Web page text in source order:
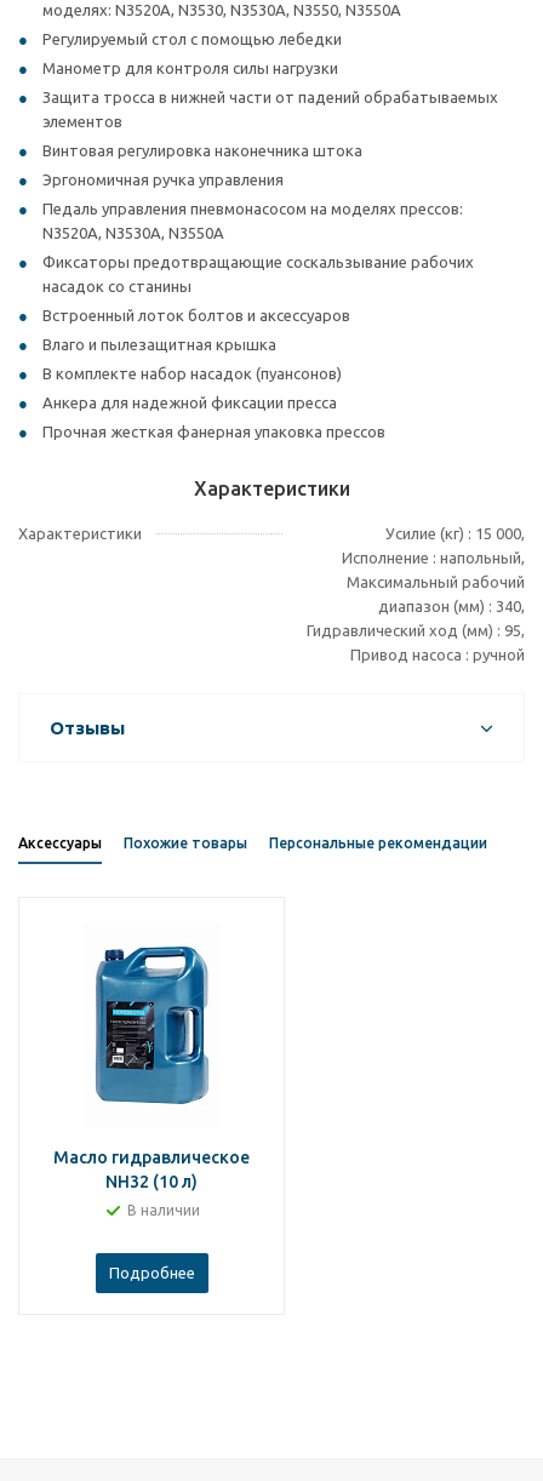
моделях: N3520A, N3530, N3530A, N3550, N3550А
Регулируемый стол с помощью лебедки
Манометр для контроля силы нагрузки
Защита тросса в нижней части от падений обрабатываемых
элементов
Винтовая регулировка наконечника штока
Эргономичная ручка управления
Педаль управления пневмонасосом на моделях прессов:
N3520A, N3530A, N3550A
Фиксаторы предотвращающие соскальзывание рабочих
насадок со станины
Встроенный лоток болтов и аксессуаров
Влаго и пылезащитная крышка
В комплекте набор насадок (пуансонов)
Анкера для надежной фиксации пресса
Прочная жесткая фанерная упаковка прессов
Характеристики
Характеристики
Усилие (кг) : 15 000,
Исполнение : напольный,
Максимальный рабочий
диапазон (мм) : 340,
Гидравлический ход (мм) : 95,
Привод насоса : ручной
Отзывы
Аксессуары Похожие товары Персональные рекомендации
Масло гидравлическое
NH32 (10 л)
В наличии
Подробнее